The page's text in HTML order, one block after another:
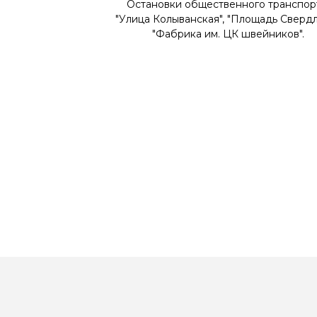
Остановки общественного
"Улица Колыванская", "Площадь
"Фабрика им. ЦК швейников".